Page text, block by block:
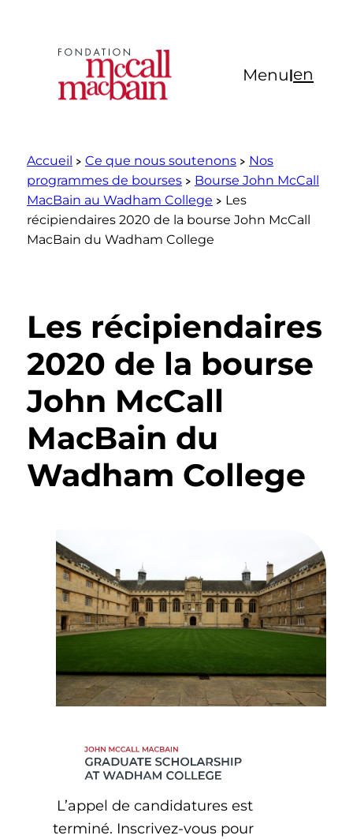
Menu|en
Accueil Ce que nous soutenons
Nos
programmes de bourses
Bourse John McCall
MacBain au Wadham College
Les
récipiendaires 2020 de la bourse John McCall
MacBain du Wadham College
Les récipiendaires
2020 de la bourse
John McCall
MacBain du
Wadham College
L’appel de candidatures est
terminé. Inscrivez-vous pour